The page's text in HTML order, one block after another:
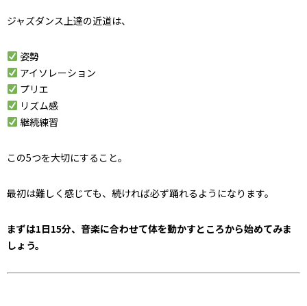
ジャズダンス上達の近道は、
姿勢
アイソレーション
プリエ
リズム感
継続練習
この5つを大切にすること。
最初は難しく感じても、続ければ必ず踊れるようになります。
まずは1日15分、音楽に合わせて体を動かすところから始めてみま
しょう。